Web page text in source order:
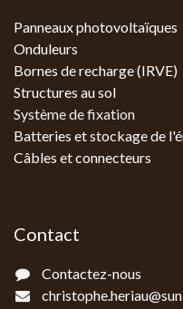
Panneaux photovoltaïques
Onduleurs
Bornes de recharge (IRVE)
Structures au sol
Système de fixation
Batteries et stockage de
Câbles et connecteurs
Contact
Contactez-nous